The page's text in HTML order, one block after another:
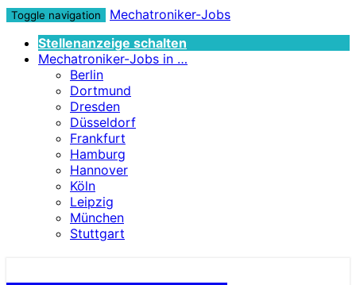
Toggle navigation
Mechatroniker-Jobs
Stellenanzeige schalten
Mechatroniker-Jobs in …
Berlin
Dortmund
Dresden
Düsseldorf
Frankfurt
Hamburg
Hannover
Köln
Leipzig
München
Stuttgart